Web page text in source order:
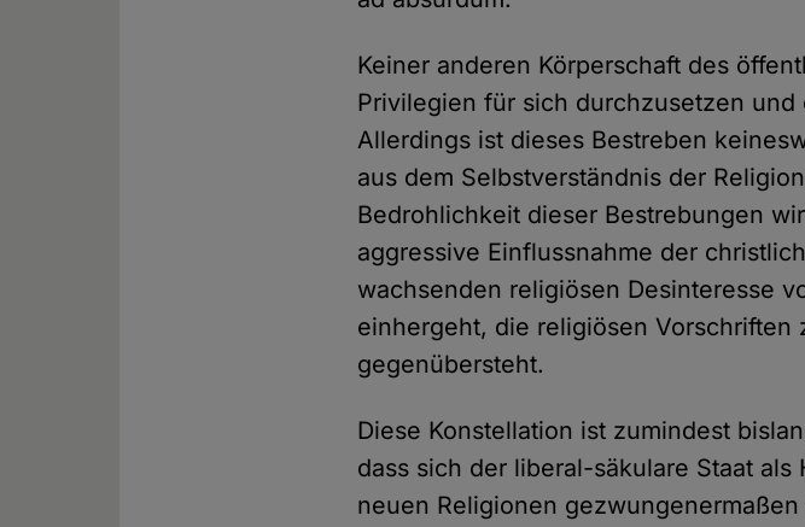
Keiner anderen Körperschaft des
Privilegien für sich durchzusetzen und
Allerdings ist dieses Bestreben
aus dem Selbstverständnis der
Bedrohlichkeit dieser Bestrebungen
aggressive Einflussnahme der
wachsenden religiösen Desinteresse
einhergeht, die religiösen Vorschriften
gegenübersteht.
Diese Konstellation ist zumindest
dass sich der liberal-säkulare Staat
neuen Religionen